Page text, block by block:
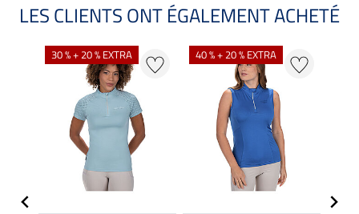
LES CLIENTS ONT ÉGALEMENT ACHETÉ
30 % + 20 % EXTRA 40 % + 20 % EXTRA